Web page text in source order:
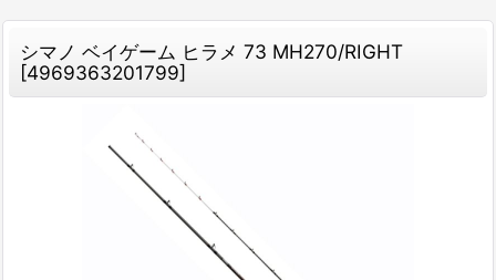
シマノ ベイゲーム ヒラメ 73 MH270/RIGHT
[4969363201799]